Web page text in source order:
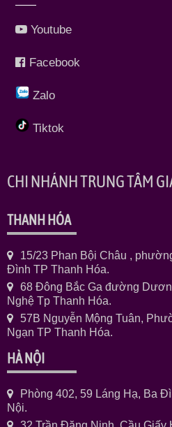
Youtube
Facebook
Zalo
Tiktok
CHI NHÁNH TRUNG TÂM
THANH HÓA
15/23 Phan Bội Châu ,
Đình TP Thanh Hóa.
68 Đông Bắc Ga đường
Nghệ Tp Thanh Hóa.
57B Nguyễn Mộng Tuân,
Ngạn TP Thanh Hóa.
HÀ NỘI
Phòng 402, 59 Láng Hạ, Ba
Nội.